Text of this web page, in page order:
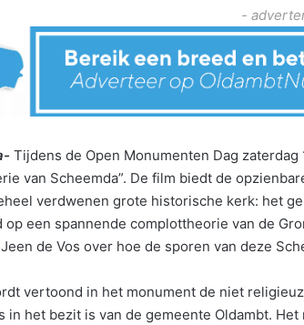
-
Tijdens de Open Monumenten Dag
van Scheemda”. De film biedt de
verdwenen grote historische kerk: het
op een spannende complottheorie van de
de Vos over hoe de sporen van deze
vertoond in het monument de niet
in het bezit is van de gemeente Oldambt.